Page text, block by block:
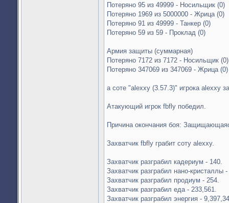
Потеряно 95 из 49999 - Носильщик (0)
Потеряно 1969 из 5000000 - Жрица (0)
Потеряно 91 из 49999 - Танкер (0)
Потеряно 59 из 59 - Проклад (0)
Армия защиты (суммарная)
Потеряно 7172 из 7172 - Носильщик (0)
Потеряно 347069 из 347069 - Жрица (0)
а соте "alexxy (3.57.3)" игрока alexxy
Атакующий игрок fbfly победил.
Причина окончания боя:
Захватчик fbfly грабит соту alexxy.
Захватчик разграбил кадериум - 140.
Захватчик разграбил нано-кристаллы
Захватчик разграбил продиум - 254.
Захватчик разграбил еда - 233,561.
Захватчик разграбил энергия -